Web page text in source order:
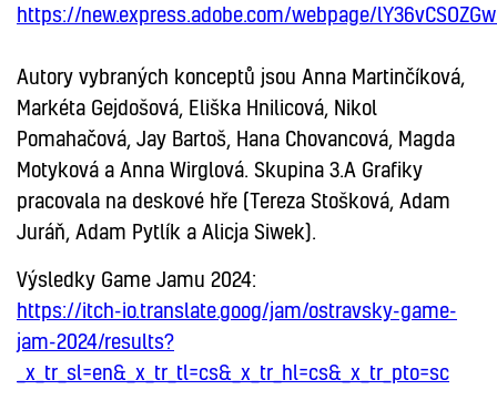
https://new.express.adobe.com/webpage/
Autory vybraných konceptů jsou Anna Martinčíková,
Markéta Gejdošová, Eliška Hnilicová, Nikol
Pomahačová, Jay Bartoš, Hana Chovancová, Magda
Motyková a Anna Wirglová. Skupina 3.A Grafiky
pracovala na deskové hře (Tereza Stošková, Adam
Juráň, Adam Pytlík a Alicja Siwek).
Výsledky Game Jamu 2024:
https://itch-io.translate.goog/jam/ostravsky-game-
jam-2024/results?
_x_tr_sl=en&_x_tr_tl=cs&_x_tr_hl=cs&_x_tr_pto=sc